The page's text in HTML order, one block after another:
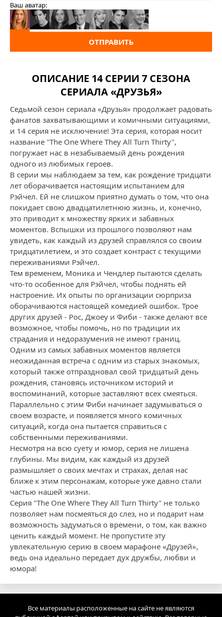
Ваш аватар:
ОТПРАВИТЬ
ОПИСАНИЕ 14 СЕРИИ 7 СЕЗОНА
СЕРИАЛА «ДРУЗЬЯ»
Седьмой сезон сериала «Друзья» продолжает радовать
фанатов захватывающими и комичными ситуациями,
и 14 серия не исключение! Эта серия, которая носит
название "The One Where They All Turn Thirty",
погружает нас в незабываемый день рождения
одного из любимых героев.
В серии мы наблюдаем за тем, как рождение тридцати
лет оборачивается настоящим испытанием для
Рэйчел. Ей не слишком приятно думать о том, что она
покидает свою двадцатилетнюю жизнь, и, конечно,
это приводит к множеству ярких и забавных
моментов. Вспышки из прошлого позволяют нам
увидеть, как каждый из друзей справлялся со своим
тридцатилетием, и это создает контраст с текущими
переживаниями Рэйчел.
Тем временем, Моника и Чендлер пытаются сделать
что-то особенное для Рэйчел, чтобы поднять ей
настроение. Их опыты по организации сюрприза
оборачиваются настоящей комедией ошибок. Трое
других друзей - Рос, Джоey и Фиби - также делают все
возможное, чтобы помочь, но по традиции их
страдания и недоразумения не имеют границ.
Одним из самых забавных моментов является
неожиданная встреча с одним из старых знакомых,
который также отпраздновал свой тридцатый день
рождения, становясь источником историй и
воспоминаний, которые заставляют всех смеяться.
Параллельно с этим Фиби начинает задумываться о
своем возрасте, и появляется много комичных
ситуаций, когда она пытается справиться с
собственными переживаниями.
Несмотря на всю суету и юмор, серия не лишена
глубины. Мы видим, как каждый из друзей
размышляет о своих мечтах и страхах, делая нас
ближе к этим персонажам, которые уже давно стали
частью нашей жизни.
Серия "The One Where They All Turn Thirty" не только
позволяет нам посмеяться до слез, но и подарит нам
возможность задуматься о времени, о том, как важно
ценить каждый момент. Не пропустите эту
увлекательную серию в своем марафоне «Друзей»,
ведь она идеально передает дух дружбы, любви и
юмора!
Все материалы расположенные на сайте не являются